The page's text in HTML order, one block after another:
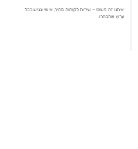
איתנו זה פשוט – שירות לקוחות מהיר, אישי ונגיש בכל
ערוץ שתבחרו.